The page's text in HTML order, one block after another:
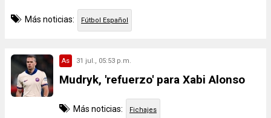
Más noticias: Fútbol Español
As 31 jul., 05:53 p.m.
Mudryk, 'refuerzo' para Xabi Alonso
Más noticias: Fichajes